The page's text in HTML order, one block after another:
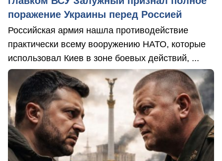
поражение Украины перед Россией
Российская армия нашла противодействие
практически всему вооружению НАТО, которые
использовал Киев в зоне боевых действий, ...